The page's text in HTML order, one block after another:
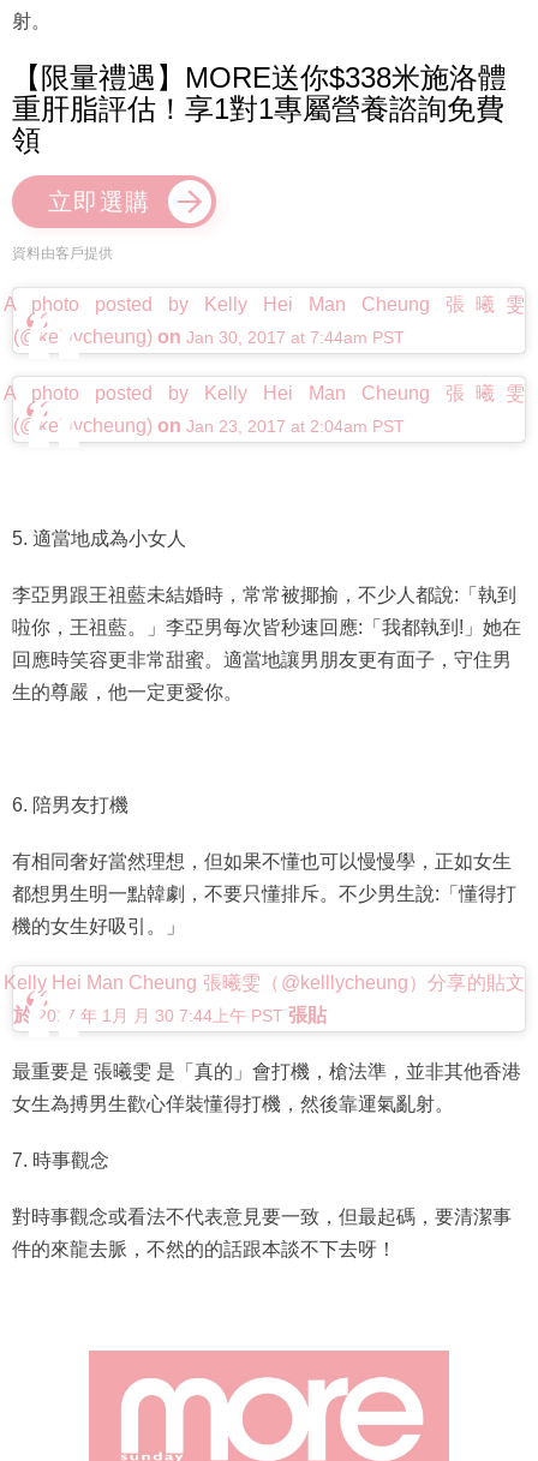
射。
【限量禮遇】MORE送你$338米施洛體
重肝脂評估！享1對1專屬營養諮詢免費
領
立即選購
資料由客戶提供
A photo posted by Kelly Hei Man Cheung 張曦雯
(@kelllycheung) on Jan 30, 2017 at 7:44am PST
A photo posted by Kelly Hei Man Cheung 張曦雯
(@kelllycheung) on Jan 23, 2017 at 2:04am PST
5. 適當地成為小女人
李亞男跟王祖藍未結婚時，常常被揶揄，不少人都說:「執到
啦你，王祖藍。」李亞男每次皆秒速回應:「我都執到!」她在
回應時笑容更非常甜蜜。適當地讓男朋友更有面子，守住男
生的尊嚴，他一定更愛你。
6. 陪男友打機
有相同奢好當然理想，但如果不懂也可以慢慢學，正如女生
都想男生明一點韓劇，不要只懂排斥。不少男生說:「懂得打
機的女生好吸引。」
Kelly Hei Man Cheung 張曦雯（@kelllycheung）分享的貼文
於 2017 年 1月 月 30 7:44上午 PST 張貼
最重要是 張曦雯 是「真的」會打機，槍法準，並非其他香港
女生為搏男生歡心佯裝懂得打機，然後靠運氣亂射。
7. 時事觀念
對時事觀念或看法不代表意見要一致，但最起碼，要清潔事
件的來龍去脈，不然的的話跟本談不下去呀！